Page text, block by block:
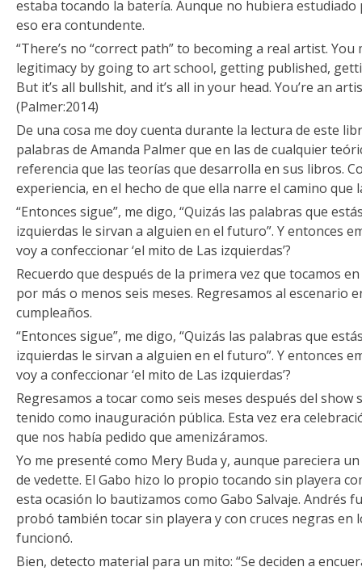
estaba tocando la batería. Aunque no hubiera estudiado
eso era contundente.
“There’s no “correct path” to becoming a real artist.
legitimacy by going to art school, getting published,
But it’s all bullshit, and it’s all in your head. You’re an
(Palmer:2014)
De una cosa me doy cuenta durante la lectura de este
palabras de Amanda Palmer que en las de cualquier
referencia que las teorías que desarrolla en sus libros.
experiencia, en el hecho de que ella narre el camino que
“Entonces sigue”, me digo, “Quizás las palabras que
izquierdas le sirvan a alguien en el futuro”. Y entonces
voy a confeccionar ‘el mito de Las izquierdas’?
Recuerdo que después de la primera vez que tocamos
por más o menos seis meses. Regresamos al escenario
cumpleaños.
“Entonces sigue”, me digo, “Quizás las palabras que
izquierdas le sirvan a alguien en el futuro”. Y entonces
voy a confeccionar ‘el mito de Las izquierdas’?
Regresamos a tocar como seis meses después del
tenido como inauguración pública. Esta vez era
que nos había pedido que amenizáramos.
Yo me presenté como Mery Buda y, aunque pareciera
de vedette. El Gabo hizo lo propio tocando sin playera
esta ocasión lo bautizamos como Gabo Salvaje. Andrés
probó también tocar sin playera y con cruces negras en
funcionó.
Bien, detecto material para un mito: “Se deciden a